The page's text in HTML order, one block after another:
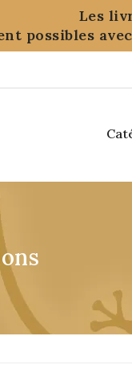
Les
possibles